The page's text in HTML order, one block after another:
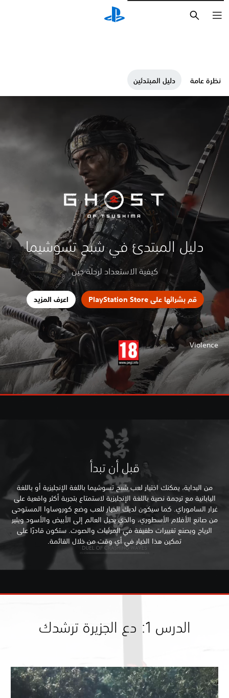
نظرة عامة دليل المبتدئين
دليل المبتدئ في شبح تسوشيما
كيفية الاستعداد لرحلة جين
قم بشرائها على PlayStation Store اعرف المزيد
Violence
قبل أن تبدأ
من البداية، يمكنك اختيار لعب شبح تسوشيما باللغة الإنجليزية أو باللغة
اليابانية مع ترجمة نصية باللغة الإنجليزية لاستمتاع بتجربة أكثر واقعية على
غرار الساموراي. كما سيكون لديك الخيار للعب وضع كوروساوا المستوحى
من صانع الأفلام الأسطوري، والذي يحيل العالم إلى الأبيض والأسود ويثير
الرياح ويصنع تغييرات طفيفة في المرئيات والصوت. ستكون قادرًا على
تمكين هذا الخيار في أي وقت من خلال القائمة.
الدرس 1: دع الجزيرة ترشدك